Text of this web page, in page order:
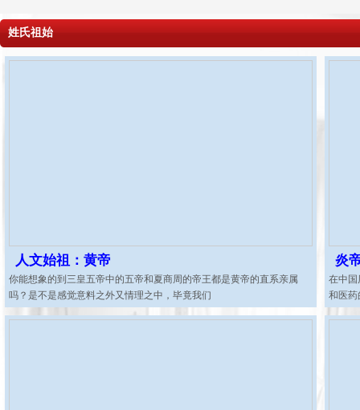
姓氏祖始
人文始祖：黄帝
你能想象的到三皇五帝中的五帝和夏商周的帝王都是黄帝的直系亲属
吗？是不是感觉意料之外又情理之中，毕竟我们
炎
在中国
和医药